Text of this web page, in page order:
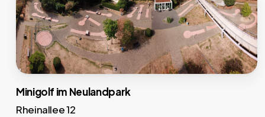
Minigolf im Neulandpark
Rheinallee 12